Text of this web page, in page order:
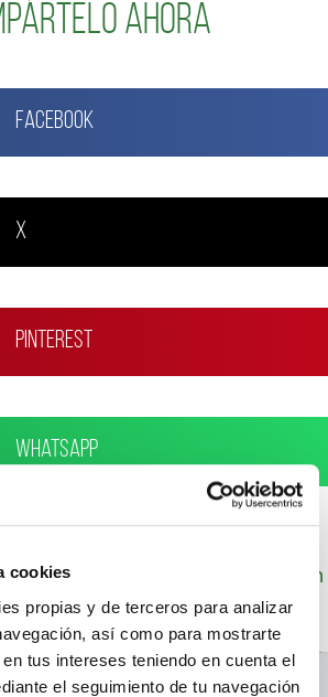
cookies
propias y de terceros para analizar
así como para mostrarte
tus intereses teniendo en cuenta el
el seguimiento de tu navegación
ahora
Facebook
X
Pinterest
WhatsApp
Choví, expertos en recetas con
para el disfrute.